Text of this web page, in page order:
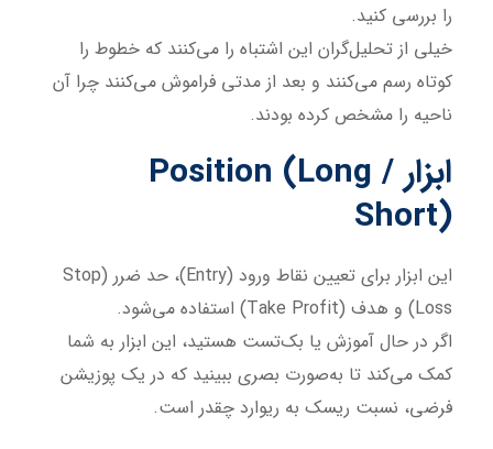
را بررسی کنید.
خیلی از تحلیل‌گران این اشتباه را می‌کنند که خطوط را
کوتاه رسم می‌کنند و بعد از مدتی فراموش می‌کنند چرا آن
ناحیه را مشخص کرده بودند.
ابزار Position (Long /
Short)
این ابزار برای تعیین نقاط ورود (Entry)، حد ضرر (Stop
Loss) و هدف (Take Profit) استفاده می‌شود.
اگر در حال آموزش یا بک‌تست هستید، این ابزار به شما
کمک می‌کند تا به‌صورت بصری ببینید که در یک پوزیشن
فرضی، نسبت ریسک به ریوارد چقدر است.